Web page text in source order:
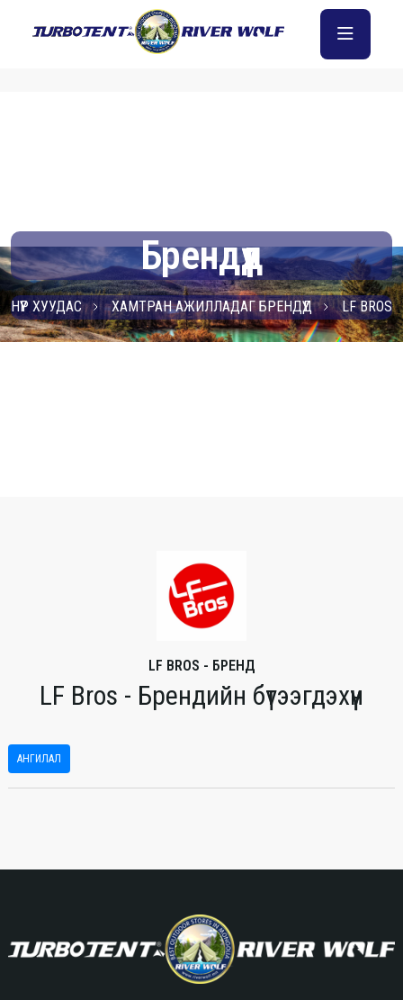
Брендүүд
НҮҮР ХУУДАС ХАМТРАН АЖИЛЛАДАГ БРЕНДҮҮД LF BROS
LF BROS - БРЕНД
LF Bros - Брендийн бүтээгдэхүүн
АНГИЛАЛ